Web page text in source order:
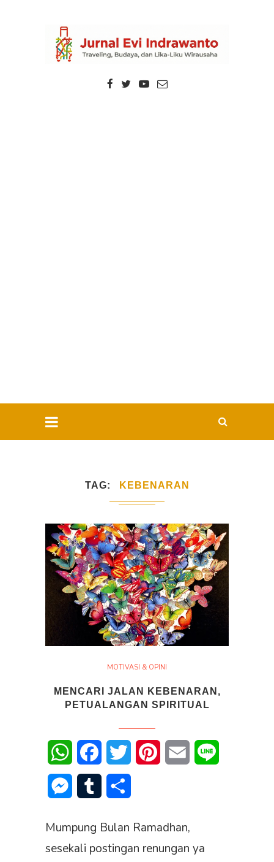
TAG KEBENARAN
MOTIVASI & OPINI
MENCARI JALAN KEBENARAN,
PETUALANGAN SPIRITUAL
WhatsAppFacebookTwitter PinterestEmail
Messenger
Tumblr
Mumpung Bulan Ramadhan,
sesekali postingan renungan ya